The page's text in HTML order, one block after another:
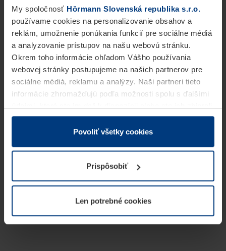
My spoločnosť Hörmann Slovenská republika s.r.o.
používame cookies na personalizovanie obsahov a
reklám, umožnenie ponúkania funkcií pre sociálne médiá
a analyzovanie prístupov na našu webovú stránku.
Okrem toho informácie ohľadom Vášho používania
webovej stránky postupujeme na našich partnerov pre
sociálne médiá, reklamu a analýzy. Naši partneri tieto
informácie zhromažďujú podľa možnosti spolu s ďalšími
v rámci Vášho využívania služieb.
Z právneho hľadiska môžeme cookies ukladať na Vašom
prevádzku tejto stránky. Pre všetky ostatné typy cookie
potrebujeme Vaše povolenie. Vaše povolenie môžete
kedykoľvek zmeniť alebo odvolať vo vysvetlení cookie
našej webovej stránky.
Povoliť všetky cookies
Prispôsobiť
Len potrebné cookies